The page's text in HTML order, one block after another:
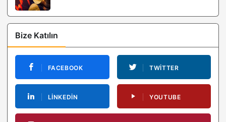
Bize Katılın
FACEBOOK TWITTER
LINKEDIN YOUTUBE